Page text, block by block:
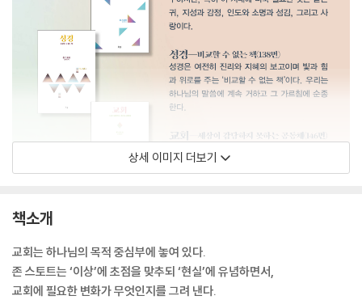
상세 이미지 더보기
책소개
교회는 하나님의 목적 중심부에 놓여 있다.
존 스토트는 ‘이상’에 초점을 맞추되 ‘현실’에 유념하면서,
교회에 필요한 변화가 무엇인지를 그려 낸다.